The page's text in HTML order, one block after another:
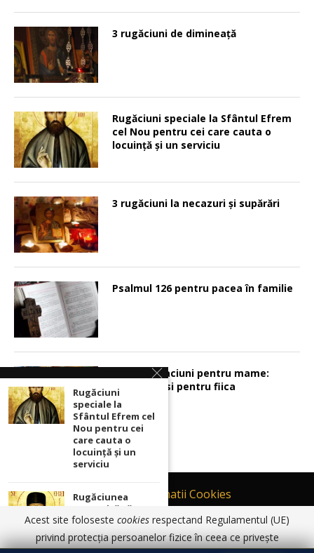
3 rugăciuni de dimineață
Rugăciuni speciale la Sfântul Efrem
cel Nou pentru cei care cauta o
locuinţă şi un serviciu
3 rugăciuni la necazuri și supărări
Psalmul 126 pentru pacea în familie
Sunt 2 rugaciuni pentru mame:
pentru fiu si pentru fiica
Contact
Informatii Cookies
Politică de Confidențialitate
TERMENI SI CONDITII DE UTILIZARE
Rugăciuni
speciale la
Sfântul Efrem cel
Nou pentru cei
care cauta o
locuinţă şi un
serviciu
Rugăciunea
puternică către
Sfântul Efrem cel
Nou a celui
cuprins de
Acest site foloseste cookies respectand Regulamentul (UE)
privind protecția persoanelor fizice în ceea ce privește